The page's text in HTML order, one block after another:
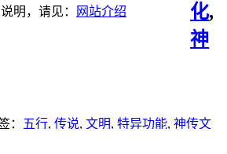
明，请见：
网站介绍
化,
神
：
五行, 传说, 文明, 特异功能, 神传文